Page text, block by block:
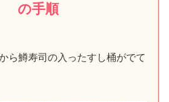
の手順
ら鱒寿司の入ったすし桶がでて